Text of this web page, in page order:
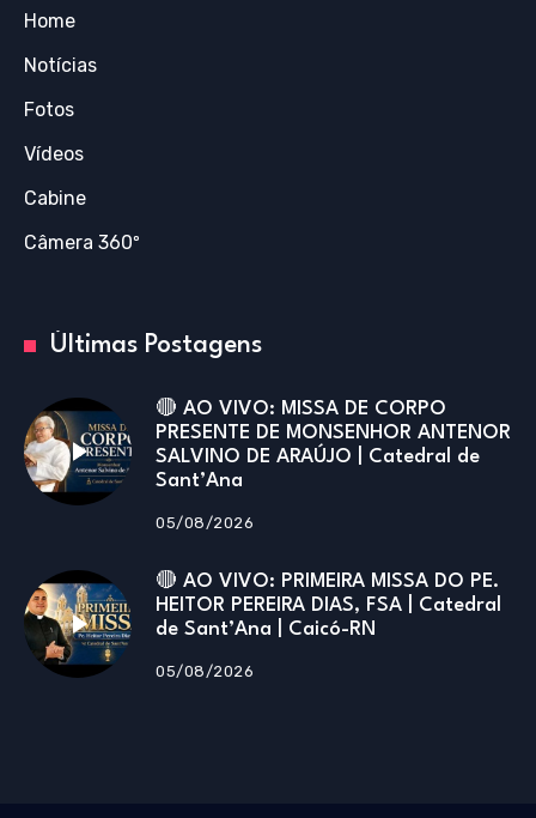
Home
Notícias
Fotos
Vídeos
Cabine
Câmera 360º
Últimas Postagens
🔴 AO VIVO: MISSA DE CORPO
PRESENTE DE MONSENHOR ANTENOR
SALVINO DE ARAÚJO | Catedral de
Sant’Ana
05/08/2026
🔴 AO VIVO: PRIMEIRA MISSA DO PE.
HEITOR PEREIRA DIAS, FSA | Catedral
de Sant’Ana | Caicó-RN
05/08/2026